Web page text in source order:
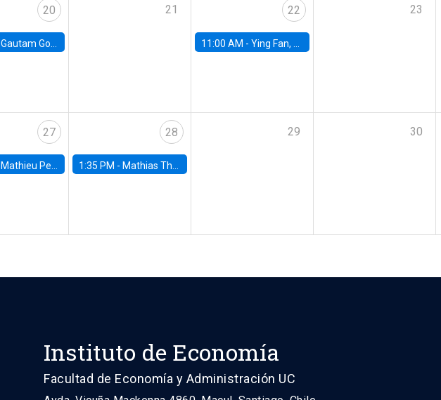
20
Gautam Gowrisankaran, Columbia University
21 22
11:00 AM -Ying Fan, University of Michigan
23
27
Mathieu Pedemonte, IDB
28
1:35 PM - Mathias Thoenig, University of Lausanne
29 30
Instituto de Economía
Facultad de Economía y Administración UC